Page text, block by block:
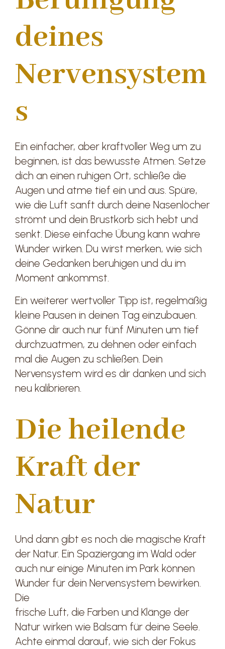
deines
Nervensystem
s
Ein einfacher, aber kraftvoller Weg um zu
beginnen, ist das bewusste Atmen. Setze
dich an einen ruhigen Ort, schließe die
Augen und atme tief ein und aus. Spüre,
wie die Luft sanft durch deine Nasenlöcher
strömt und dein Brustkorb sich hebt und
senkt. Diese einfache Übung kann wahre
Wunder wirken. Du wirst merken, wie sich
deine Gedanken beruhigen und du im
Moment ankommst.
Ein weiterer wertvoller Tipp ist, regelmäßig
kleine Pausen in deinen Tag einzubauen.
Gönne dir auch nur fünf Minuten um tief
durchzuatmen, zu dehnen oder einfach
mal die Augen zu schließen. Dein
Nervensystem wird es dir danken und sich
neu kalibrieren.
Die heilende
Kraft der
Natur
Und dann gibt es noch die magische Kraft
der Natur. Ein Spaziergang im Wald oder
auch nur einige Minuten im Park können
Wunder für dein Nervensystem bewirken.
Die
frische Luft, die Farben und Klänge der
Natur wirken wie Balsam für deine Seele.
Achte einmal darauf, wie sich der Fokus